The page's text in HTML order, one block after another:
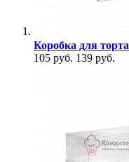
Коробка для
105 руб. 139 руб.